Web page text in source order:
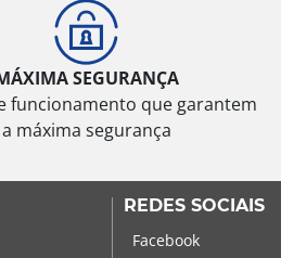
SEGURANÇA
funcionamento que garantem
a máxima segurança
REDES SOCIAIS
Facebook